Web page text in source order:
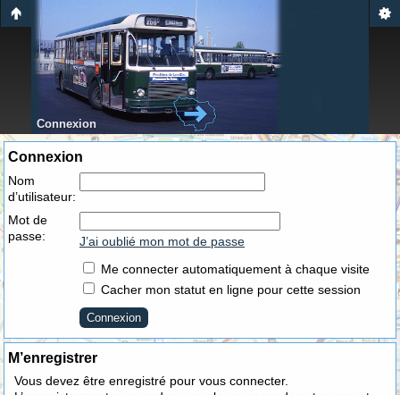
Connexion
Connexion
Nom
d’utilisateur:
Mot de
passe:
J’ai oublié mon mot de passe
Me connecter automatiquement à chaque visite
Cacher mon statut en ligne pour cette session
M’enregistrer
Vous devez être enregistré pour vous connecter.